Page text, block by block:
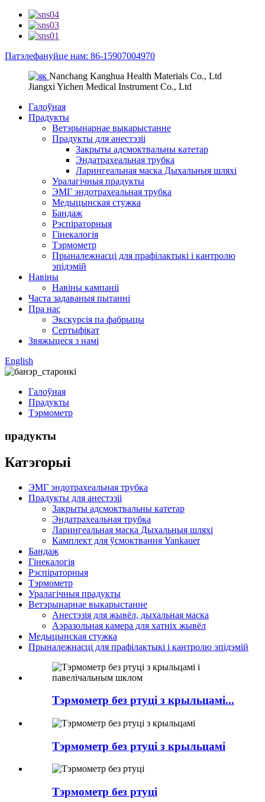
Патэлефануйце нам: 86-15907004970
Nanchang Kanghua Health Materials Co., Ltd
Jiangxi Yichen Medical Instrument Co., Ltd
Галоўная
Прадукты
Ветэрынарнае выкарыстанне
Прадукты для анестэзіі
Закрыты адсмоктвальны катетар
Эндатрахеальная трубка
Ларингеальная маска Дыхальныя шляхі
Уралагічныя прадукты
ЭМГ эндотрахеальная трубка
Медыцынская стужка
Бандаж
Рэспіраторныя
Гінекалогія
Тэрмометр
Прыналежнасці для прафілактыкі і кантролю
эпідэмій
Навіны
Навіны кампаніі
Часта задаваныя пытанні
Пра нас
Экскурсія па фабрыцы
Сертыфікат
Звяжыцеся з намі
English
Галоўная
Прадукты
Тэрмометр
прадукты
Катэгорыі
ЭМГ эндотрахеальная трубка
Прадукты для анестэзіі
Закрыты адсмоктвальны катетар
Эндатрахеальная трубка
Ларингеальная маска Дыхальныя шляхі
Камплект для ўсмоктвання Yankauer
Бандаж
Гінекалогія
Рэспіраторныя
Тэрмометр
Уралагічныя прадукты
Ветэрынарнае выкарыстанне
Анестэзія для жывёл, дыхальная маска
Аэразольная камера для хатніх жывёл
Медыцынская стужка
Прыналежнасці для прафілактыкі і кантролю эпідэмій
Тэрмометр без ртуці з крыльцамі...
Тэрмометр без ртуці з крыльцамі
Тэрмометр без ртуці